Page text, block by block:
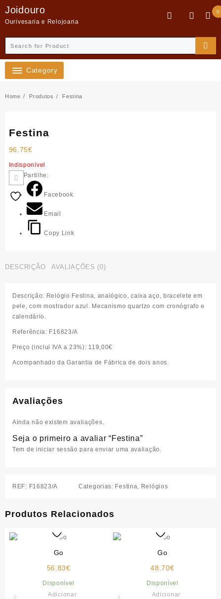
content
Joidouro
Ourivesaria e Relojoaria
0
Category
Home Produtos Festina
Festina
96.75€
Indisponível
Partilhe:
Facebook
Email
Copy Link
DESCRIÇÃO AVALIAÇÕES (0)
Descrição: Relógio Festina, analógico, caixa aço, bracelete em
pele, com mostrador azul. Mecanismo quartzo com cronógrafo e
calendário.
Referência: F16823/A
Preço (inclui IVA a 23%): 119,00€
Acompanhado da Garantia de Fábrica de dois anos.
Avaliações
Ainda não existem avaliações.
Seja o primeiro a avaliar “Festina”
Tem de iniciar sessão para enviar uma avaliação.
REF: F16823/A Categorias: Festina, Relógios
Produtos Relacionados
Go
56.83€
Disponível
Adicionar
Go
48.70€
Disponível
Adicionar